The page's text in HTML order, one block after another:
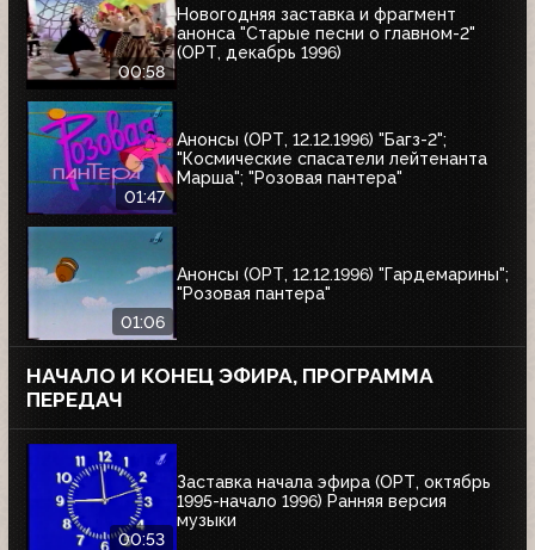
00:58
Новогодняя заставка и фрагмент
анонса "Старые песни о главном-2"
(ОРТ, декабрь 1996)
01:47
Анонсы (ОРТ, 12.12.1996) "Багз-2";
"Космические спасатели лейтенанта
Марша"; "Розовая пантера"
01:06
Анонсы (ОРТ, 12.12.1996) "Гардемарины";
"Розовая пантера"
НАЧАЛО И КОНЕЦ ЭФИРА, ПРОГРАММА
ПЕРЕДАЧ
00:53
Заставка начала эфира (ОРТ, октябрь
1995-начало 1996) Ранняя версия
музыки